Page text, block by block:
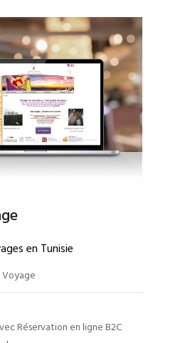
en Tunisie
Voyage
Réservation en ligne B2C